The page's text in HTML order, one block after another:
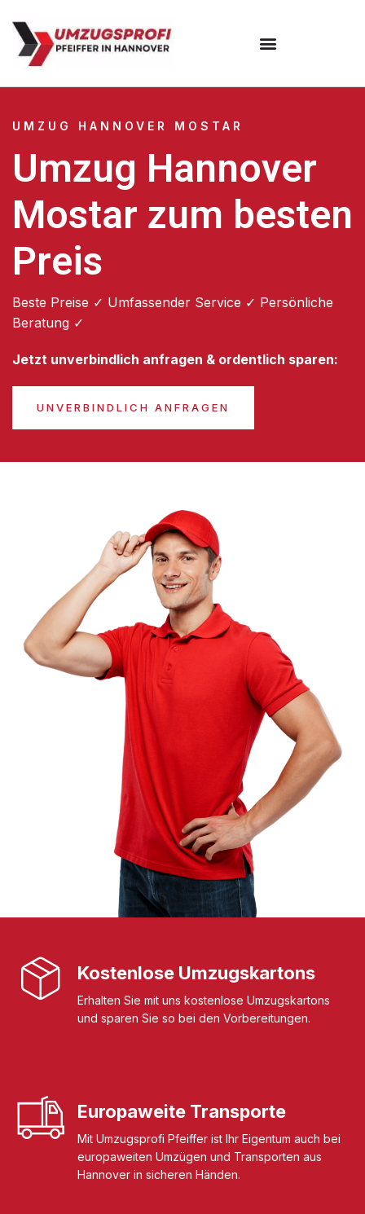
UMZUG HANNOVER MOSTAR
Umzug Hannover
Mostar zum besten
Preis
Beste Preise ✓ Umfassender Service ✓ Persönliche
Beratung ✓
Jetzt unverbindlich anfragen & ordentlich sparen:
UNVERBINDLICH ANFRAGEN
Kostenlose Umzugskartons
Erhalten Sie mit uns kostenlose Umzugskartons
und sparen Sie so bei den Vorbereitungen.
Europaweite Transporte
Mit Umzugsprofi Pfeiffer ist Ihr Eigentum auch bei
europaweiten Umzügen und Transporten aus
Hannover in sicheren Händen.